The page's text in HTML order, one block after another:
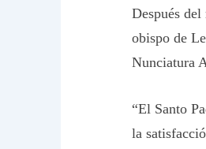
Después
obispo de
Nunciatura
“El Santo
la